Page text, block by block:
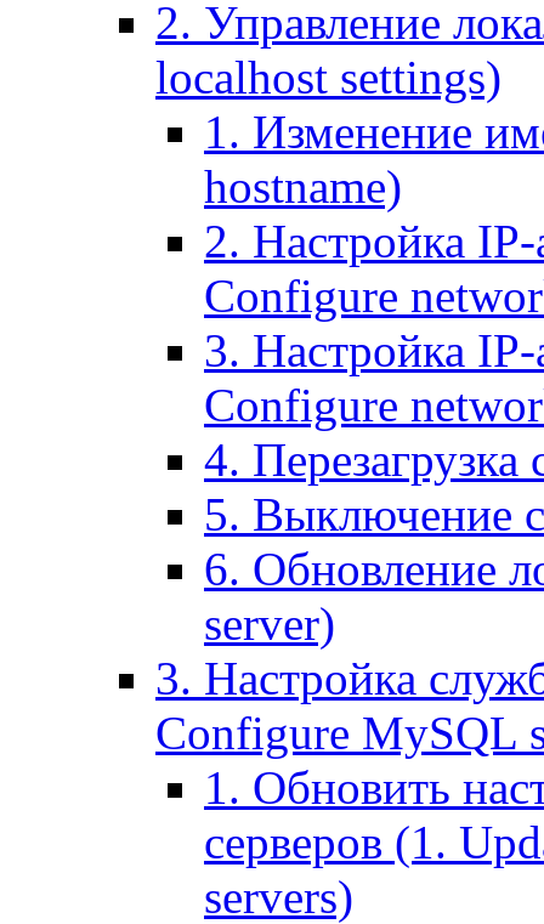
2. Управление
localhost settings)
1. Изменение
hostname)
2. Настройка IP-
Configure
3. Настройка
Configure
4. Перезагрузка
5. Выключение
6. Обновление
server)
3. Настройка
Configure MySQL
1. Обновить
серверов (1.
servers)